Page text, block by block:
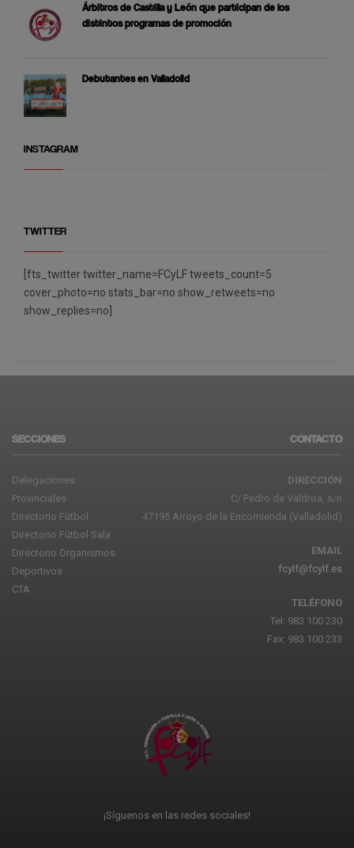
Árbitros de Castilla y León que participan de los
distintos programas de promoción
Debutantes en Valladolid
INSTAGRAM
TWITTER
[fts_twitter twitter_name=FCyLF tweets_count=5
cover_photo=no stats_bar=no show_retweets=no
show_replies=no]
SECCIONES
Delegaciones
Provinciales
Directorio Fútbol
Directorio Fútbol Sala
Directorio Organismos
Deportivos
CTA
CONTACTO
DIRECCIÓN
C/ Pedro de Valdivia, s/n
47195 Arroyo de la Encomienda (Valladolid)
EMAIL
fcylf@fcylf.es
TELÉFONO
Tel: 983 100 230
Fax: 983 100 233
¡Síguenos en las redes sociales!